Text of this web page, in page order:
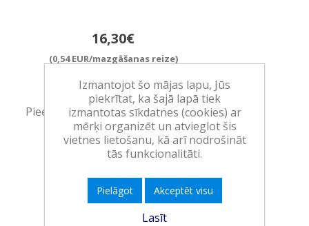
16,30€
(0,54 EUR/mazgāšanas reize)
Ražotājs:HENKEL
Pieejamība:>10 vienības noliktavā
Art.: 954014
Iepakojumā:
Izmantojot šo mājas lapu, Jūs
piekrītat, ka šajā lapā tiek
izmantotas sīkdatnes (cookies) ar
mērķi organizēt un atvieglot šis
vietnes lietošanu, kā arī nodrošināt
tās funkcionalitāti.
Pielāgot Akceptēt visu
Lasīt